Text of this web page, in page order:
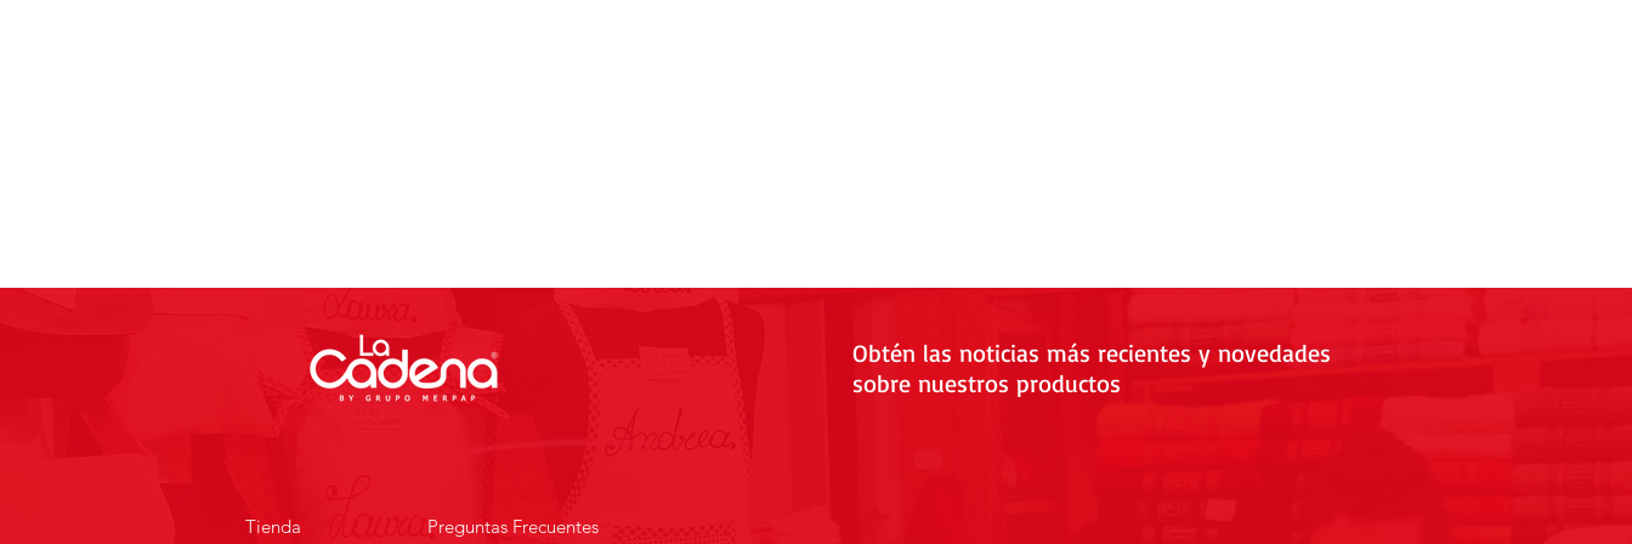
Tienda Preguntas Frecuentes
Obtén las noticias más recientes y novedades
sobre nuestros productos